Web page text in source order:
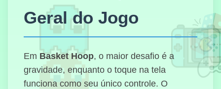
Побег из
машины
Geral do Jogo
Em Basket Hoop, o maior desafio é a
gravidade, enquanto o toque na tela
funciona como seu único controle. O